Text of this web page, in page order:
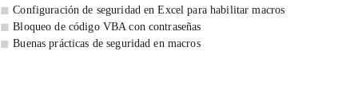
◼ Configuración de seguridad en Excel para habilitar macros
◼ Bloqueo de código VBA con contraseñas
◼ Buenas prácticas de seguridad en macros